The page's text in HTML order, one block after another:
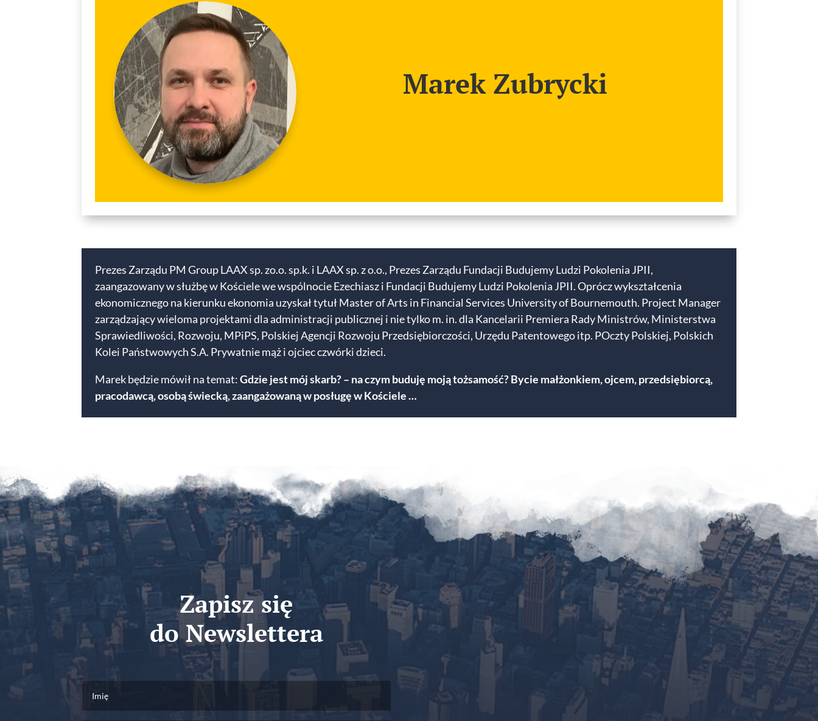
Marek Zubrycki
Prezes Zarządu PM Group LAAX sp. zo.o. sp.k. i LAAX sp. z o.o., Prezes Zarządu Fundacji Budujemy Ludzi Pokolenia JPII,
zaangazowany w służbę w Kościele we wspólnocie Ezechiasz i Fundacji Budujemy Ludzi Pokolenia JPII. Oprócz wykształcenia
ekonomicznego na kierunku ekonomia uzyskał tytuł Master of Arts in Financial Services University of Bournemouth. Project Manager
zarządzający wieloma projektami dla administracji publicznej i nie tylko m. in. dla Kancelarii Premiera Rady Ministrów, Ministerstwa
Sprawiedliwości, Rozwoju, MPiPS, Polskiej Agencji Rozwoju Przedsiębiorczości, Urzędu Patentowego itp. POczty Polskiej, Polskich
Kolei Państwowych S.A. Prywatnie mąż i ojciec czwórki dzieci.
Marek będzie mówił na temat:Gdzie jest mój skarb? – na czym buduję moją tożsamość? Bycie małżonkiem, ojcem, przedsiębiorcą,
pracodawcą, osobą świecką, zaangażowaną w posługę w Kościele …
Zapisz się
do Newslettera